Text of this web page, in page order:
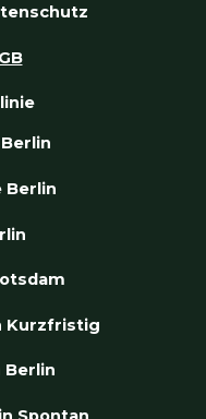
Berlin
Kurzfristig
Berlin